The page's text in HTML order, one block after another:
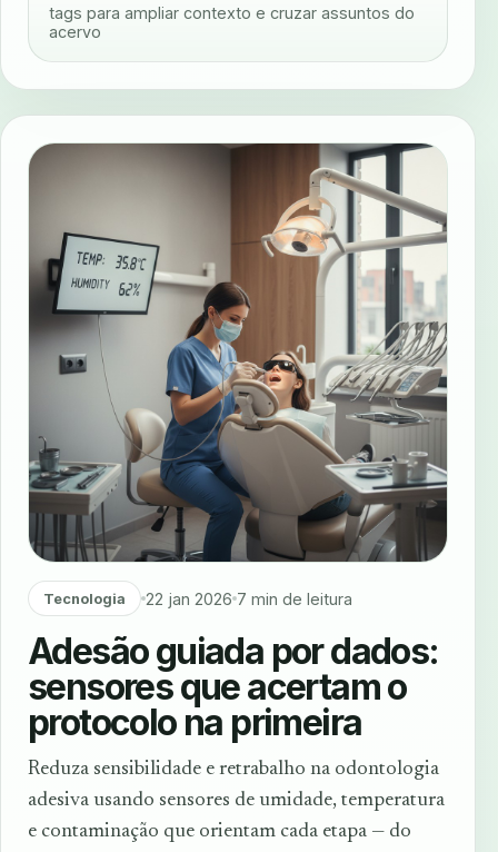
tags para ampliar contexto e cruzar assuntos do
acervo
Tecnologia 22 jan 2026 7 min de leitura
Adesão guiada por dados:
sensores que acertam o
protocolo na primeira
Reduza sensibilidade e retrabalho na odontologia
adesiva usando sensores de umidade, temperatura
e contaminação que orientam cada etapa — do